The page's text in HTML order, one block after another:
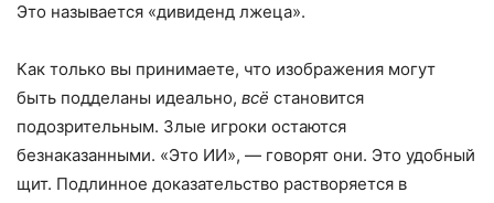
Это называется «дивиденд лжеца».
Как только вы принимаете, что изображения могут
быть подделаны идеально, всё становится
подозрительным. Злые игроки остаются
безнаказанными. «Это ИИ», — говорят они. Это удобный
щит. Подлинное доказательство растворяется в